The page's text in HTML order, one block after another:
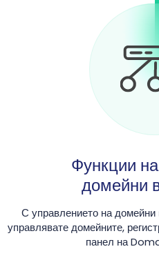
Функции
домейни
С управлението на
управлявате домейните,
панел на